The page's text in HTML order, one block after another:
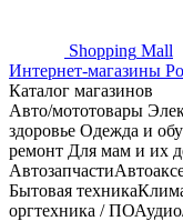
Shopping Mall
Интернет-магазины
Каталог магазинов
Авто/мототовары
здоровье Одежда и
ремонт Для мам и их
Автозапчасти
Бытовая техника
оргтехника / ПО